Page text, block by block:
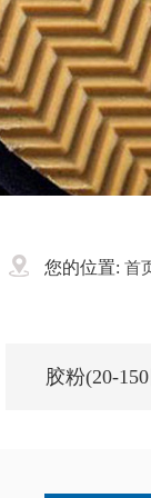
您的位置: 首
胶粉(20-